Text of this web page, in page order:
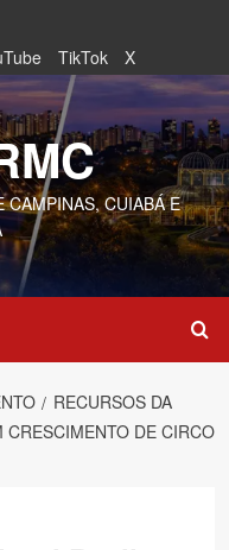
TikTok X
CAMPINAS, CUIABÁ E
RECURSOS DA
CRESCIMENTO DE CIRCO